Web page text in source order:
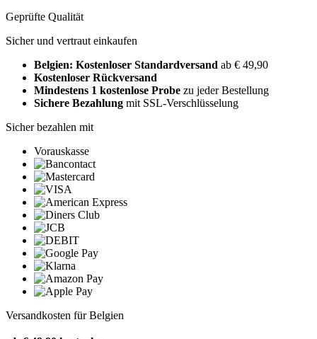
Geprüfte Qualität
Sicher und vertraut einkaufen
Belgien: Kostenloser Standardversand ab € 49,90
Kostenloser Rückversand
Mindestens 1 kostenlose Probe zu jeder Bestellung
Sichere Bezahlung mit SSL-Verschlüsselung
Sicher bezahlen mit
Vorauskasse
Versandkosten für Belgien